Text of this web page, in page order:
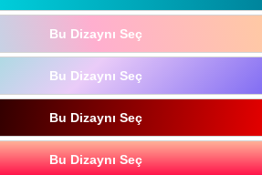
Bu Dizaynı Seç
Bu Dizaynı Seç
Bu Dizaynı Seç
Bu Dizaynı Seç